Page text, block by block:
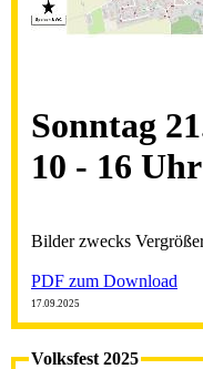
Sonntag
10 - 16 Uhr
Bilder zwecks
PDF zum Download
17.09.2025
Volksfest 2025